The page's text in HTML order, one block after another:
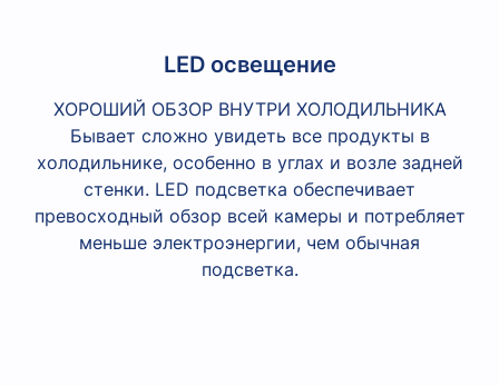
LED освещение
ХОРОШИЙ ОБЗОР ВНУТРИ ХОЛОДИЛЬНИКА
Бывает сложно увидеть все продукты в
холодильнике, особенно в углах и возле задней
стенки. LED подсветка обеспечивает
превосходный обзор всей камеры и потребляет
меньше электроэнергии, чем обычная
подсветка.